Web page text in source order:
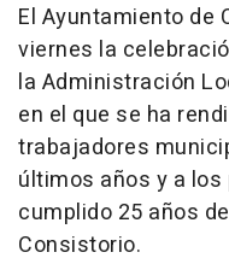
El Ayuntamiento de
viernes la
la Administración
en el que se ha
trabajadores
últimos años y a
cumplido 25 años
Consistorio.